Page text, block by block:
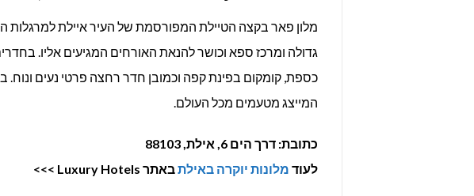
מלון פאר בקצה הטיילת המפורסמת של העיר איילת למרגלות
גדולה ומרכז ספא וכושר להנאת האורחים המגיעים אליו. בחדרים יש
כספת, קומקום בפינת קפה וכמובן חדר רחצה פרטי נעים
המייצג מטעמים מכל העולם.
כתובת: דרך הים 6, אילת, 88103
לעוד מלונות יוקרה באילתבאתר Luxury Hotels >>>